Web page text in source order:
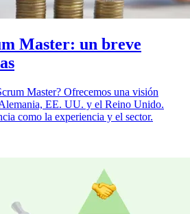
Master: un breve
Master? Ofrecemos una visión
EE. UU. y el Reino Unido.
como la experiencia y el sector.